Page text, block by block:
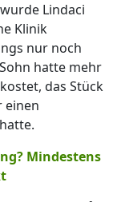
Lindaci
Klinik
nur noch
hatte mehr
das Stück
einen
Mindestens